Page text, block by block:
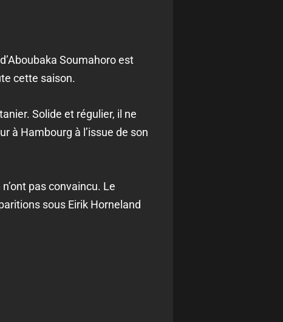
Soumahoro est
cette saison.
Solide et régulier, il ne
à Hambourg à l’issue de son
pas convaincu. Le
sous Eirik Horneland